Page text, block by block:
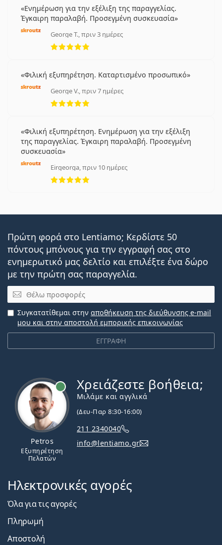
Ενημέρωση για την εξέλιξη της παραγγελίας.
Έγκαιρη παραλαβή. Προσεγμένη συσκευασία
George T., πριν 3 ημέρες
5 αξιολογήσεις από 5
Φιλική εξυπηρέτηση. Καταρτισμένο προσωπικό
George V., πριν 7 ημέρες
5 αξιολογήσεις από 5
Φιλική εξυπηρέτηση. Ενημέρωση για την εξέλιξη
της παραγγελίας. Έγκαιρη παραλαβή. Προσεγμένη
συσκευασία
Eirgeorga, πριν 10 ημέρες
5 αξιολογήσεις από 5
Πρώτη φορά στο Lentiamo; Κερδίστε 50
πόντους μπόνους για την εγγραφή σας στο
ενημερωτικό μας δελτίο και επιλέξτε ένα δώρο
με την πρώτη σας παραγγελία.
Email
ΕΓΓΡΑΦΗ
Συγκατατίθεμαι στην αποθήκευση της διεύθυνσης e-mail
μου και στην αποστολή εμπορικής επικοινωνίας
Petros
Εξυπηρέτηση
Πελατών
Χρειάζεστε βοήθεια;
Μιλάμε και αγγλικά
(Δευ-Παρ 8:30-16:00)
211 2340040
info@lentiamo.gr
Ηλεκτρονικές αγορές
Όλα για τις αγορές
Πληρωμή
Αποστολή